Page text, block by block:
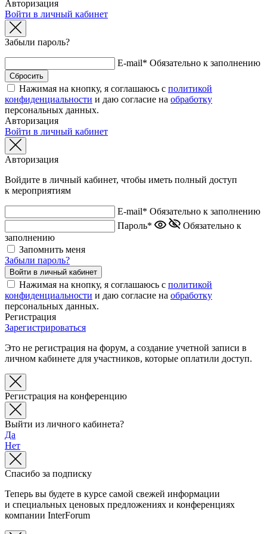
Авторизация
Войти в личный кабинет
Забыли пароль?
E-mail* Обязательно к заполнению
Нажимая на кнопку, я соглашаюсь с политикой
конфиденциальности и даю согласие на обработку
персональных данных.
Авторизация
Войти в личный кабинет
Авторизация
Войдите в личный кабинет, чтобы иметь полный доступ
к мероприятиям
E-mail* Обязательно к заполнению
Пароль*
Обязательно к
заполнению
Запомнить меня
Забыли пароль?
Нажимая на кнопку, я соглашаюсь с политикой
конфиденциальности и даю согласие на обработку
персональных данных.
Регистрация
Зарегистрироваться
Это не регистрация на форум, а создание учетной записи в
личном кабинете для участников, которые оплатили доступ.
Регистрация на конференцию
Выйти из личного кабинета?
Да
Нет
Спасибо за подписку
Теперь вы будете в курсе самой свежей информации
и специальных ценовых предложениях и конференциях
компании InterForum